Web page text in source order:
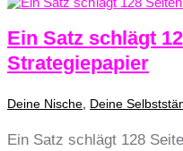
Ein Satz schlägt
Strategiepapier
Deine Nische Deine
Ein Satz schlägt 128